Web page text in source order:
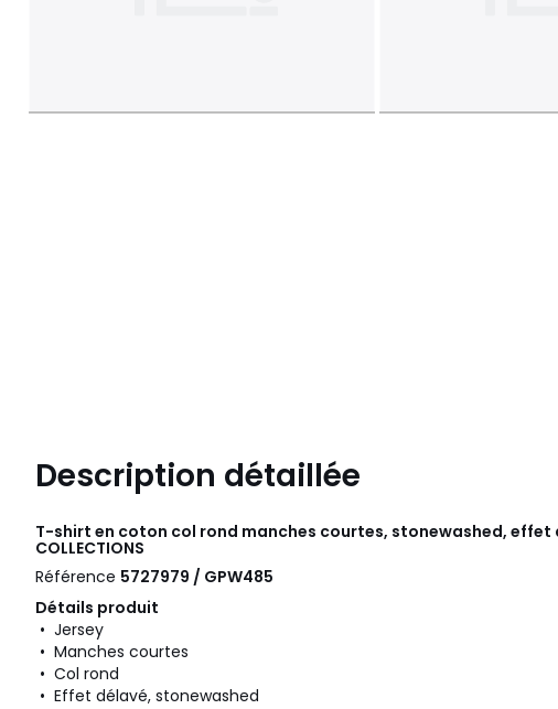
Description détaillée
T-shirt en coton col rond manches courtes, stonewashed, effet
COLLECTIONS
Référence 5727979 / GPW485
Détails produit
• Jersey
• Manches courtes
• Col rond
• Effet délavé, stonewashed